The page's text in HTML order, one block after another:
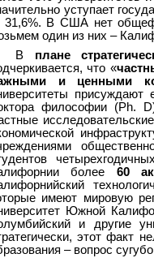
уступает
31,6%. В США нет
один из них –
В плане
что «
и ценными
присуждают
философии (Ph.
более 60
имеют мировую
Южной
и другие
этот факт
– вопрос